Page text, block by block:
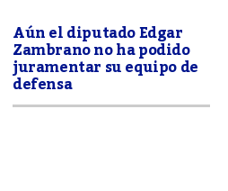
Aún el diputado Edgar
Zambrano no ha podido
juramentar su equipo de
defensa